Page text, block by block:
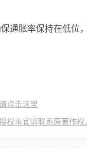
胀率保持在低位，
点击这里
权事宜请联系原著作权